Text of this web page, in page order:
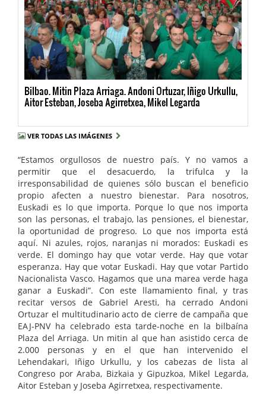
Bilbao. Mitin Plaza Arriaga. Andoni Ortuzar, Iñigo Urkullu,
Aitor Esteban, Joseba Agirretxea, Mikel Legarda
VER TODAS LAS IMÁGENES
“Estamos orgullosos de nuestro país. Y no vamos a
permitir que el desacuerdo, la trifulca y la
irresponsabilidad de quienes sólo buscan el beneficio
propio afecten a nuestro bienestar. Para nosotros,
Euskadi es lo que importa. Porque lo que nos importa
son las personas, el trabajo, las pensiones, el bienestar,
la oportunidad de progreso. Lo que nos importa está
aquí. Ni azules, rojos, naranjas ni morados: Euskadi es
verde. El domingo hay que votar verde. Hay que votar
esperanza. Hay que votar Euskadi. Hay que votar Partido
Nacionalista Vasco. Hagamos que una marea verde haga
ganar a Euskadi”. Con este llamamiento final, y tras
recitar versos de Gabriel Aresti, ha cerrado Andoni
Ortuzar el multitudinario acto de cierre de campaña que
EAJ-PNV ha celebrado esta tarde-noche en la bilbaína
Plaza del Arriaga. Un mitin al que han asistido cerca de
2.000 personas y en el que han intervenido el
Lehendakari, Iñigo Urkullu, y los cabezas de lista al
Congreso por Araba, Bizkaia y Gipuzkoa, Mikel Legarda,
Aitor Esteban y Joseba Agirretxea, respectivamente.